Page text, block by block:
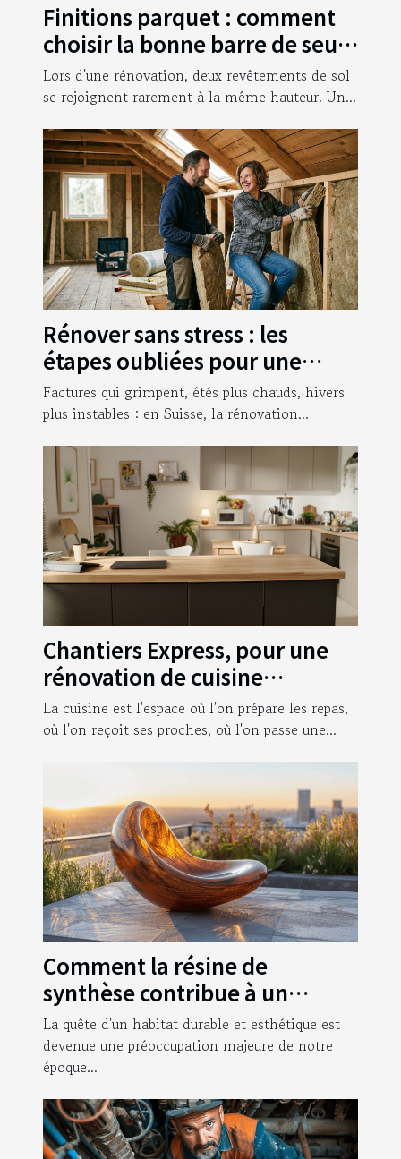
Finitions parquet : comment
choisir la bonne barre de seuil
de denivelé pour une jonction
nette ?
Lors d'une rénovation, deux revêtements de sol
se rejoignent rarement à la même hauteur. Un...
Rénover sans stress : les
étapes oubliées pour une
isolation parfaite
Factures qui grimpent, étés plus chauds, hivers
plus instables : en Suisse, la rénovation...
Chantiers Express, pour une
rénovation de cuisine
optimisée à Paris !
La cuisine est l'espace où l'on prépare les repas,
où l'on reçoit ses proches, où l'on passe une...
Comment la résine de
synthèse contribue à un
habitat durable et esthétique
La quête d'un habitat durable et esthétique est
devenue une préoccupation majeure de notre
époque...